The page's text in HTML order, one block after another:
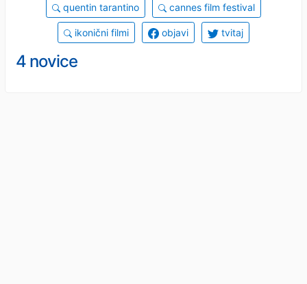
quentin tarantino cannes film festival
ikonični filmi objavi tvitaj
4 novice